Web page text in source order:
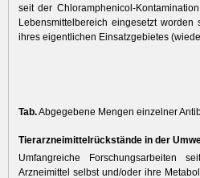
seit der Chloramphenicol-
Lebensmittelbereich eingesetzt
ihres eigentlichen Einsatzgebietes
Tab.Abgegebene Mengen einzelner
Tierarzneimittelrückstände in der
Umfangreiche Forschungsarbeiten
Arzneimittel selbst und/oder ihre